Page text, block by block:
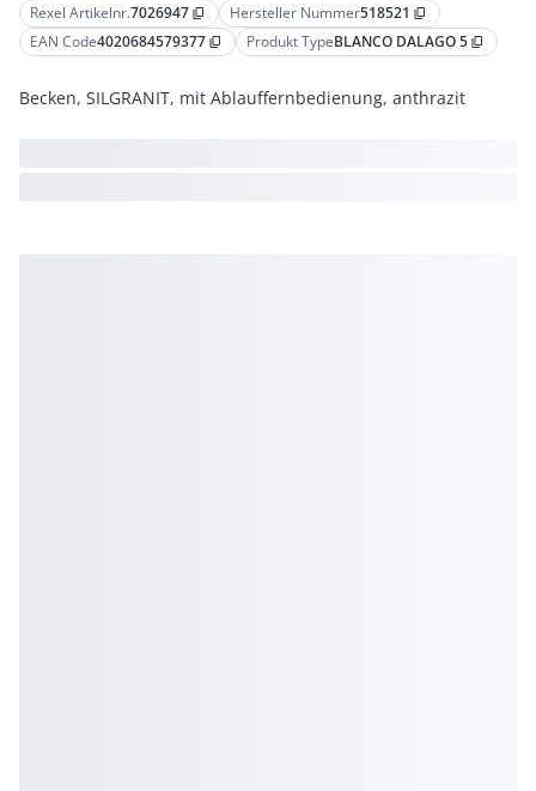
Rexel Artikelnr.7026947 content_copy Hersteller Nummer518521 content_copy
EAN Code4020684579377 content_copy Produkt TypeBLANCO DALAGO 5 content_copy
Becken, SILGRANIT, mit Ablauffernbedienung, anthrazit